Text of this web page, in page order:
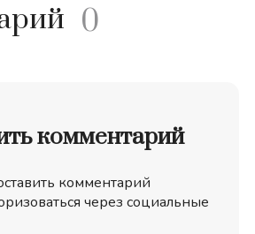
0
комментарий
комментарий
через социальные